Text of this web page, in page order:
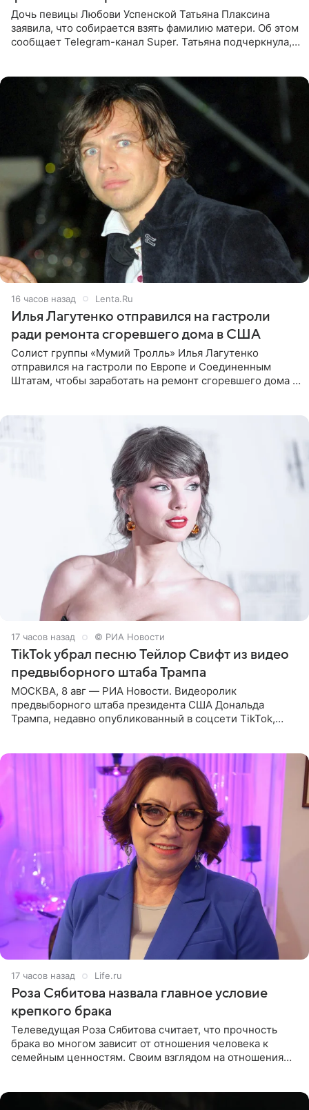
Дочь певицы Любови Успенской Татьяна Плаксина
заявила, что собирается взять фамилию матери. Об этом
сообщает Telegram-канал Super. Татьяна подчеркнула,
16 часов назад Lenta.Ru
Илья Лагутенко отправился на гастроли
ради ремонта сгоревшего дома в США
Солист группы «Мумий Тролль» Илья Лагутенко
отправился на гастроли по Европе и Соединенным
Штатам, чтобы заработать на ремонт сгоревшего дома в
17 часов назад © РИА Новости
TikTok убрал песню Тейлор Свифт из видео
предвыборного штаба Трампа
МОСКВА, 8 авг — РИА Новости. Видеоролик
предвыборного штаба президента США Дональда
Трампа, недавно опубликованный в соцсети TikTok,
17 часов назад Life.ru
Роза Сябитова назвала главное условие
крепкого брака
Телеведущая Роза Сябитова считает, что прочность
брака во многом зависит от отношения человека к
семейным ценностям. Своим взглядом на отношения